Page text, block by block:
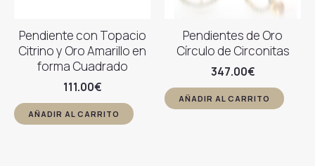
Pendiente con Topacio
Citrino y Oro Amarillo en
forma Cuadrado
111.00€
AÑADIR AL CARRITO
Pendientes de Oro
Círculo de Circonitas
347.00€
AÑADIR AL CARRITO